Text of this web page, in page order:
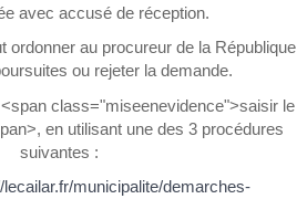
avec accusé de réception.
ordonner au procureur de la République
ou rejeter la demande.
class="miseenevidence">saisir le
en utilisant une des 3 procédures
suivantes :
municipalite/demarches-